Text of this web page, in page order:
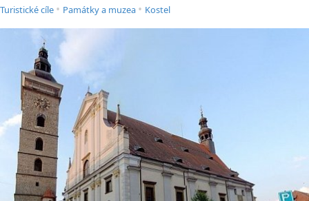
Turistické cíle • Památky a muzea • Kostel